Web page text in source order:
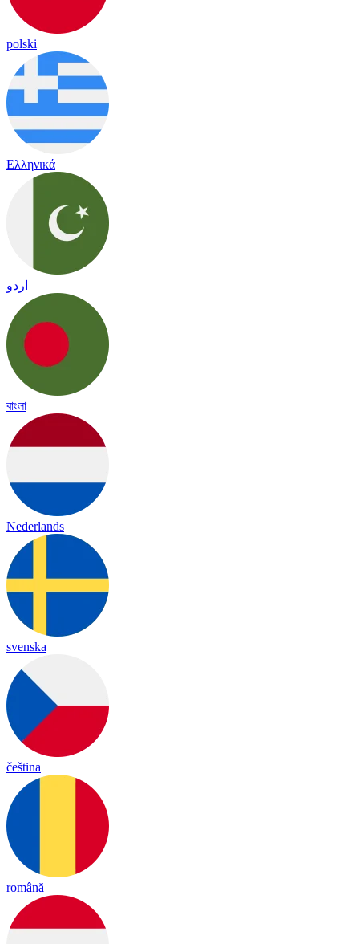
polski
Ελληνικά
اردو
বাংলা
Nederlands
svenska
čeština
română